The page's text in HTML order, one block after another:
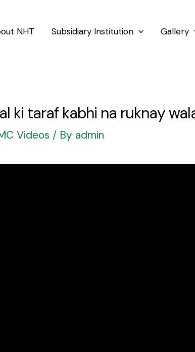
NHT Subsidiary Institution Gallery
ki taraf kabhi na ruknay
Videos / By admin